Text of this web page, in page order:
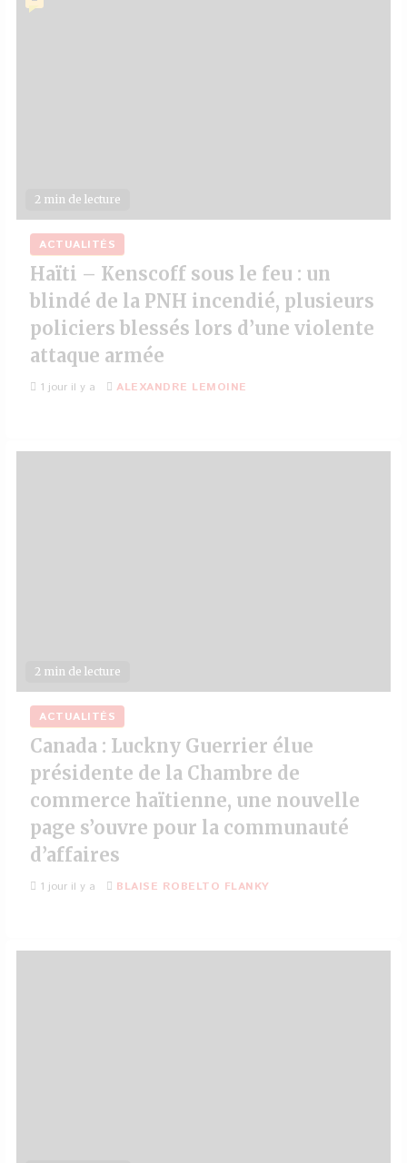
2 min de lecture
ACTUALITÉS
Haïti – Kenscoff sous le feu : un
blindé de la PNH incendié, plusieurs
policiers blessés lors d’une violente
attaque armée
1 jour il y a ALEXANDRE LEMOINE
2 min de lecture
ACTUALITÉS
Canada : Luckny Guerrier élue
présidente de la Chambre de
commerce haïtienne, une nouvelle
page s’ouvre pour la communauté
d’affaires
1 jour il y a BLAISE ROBELTO FLANKY